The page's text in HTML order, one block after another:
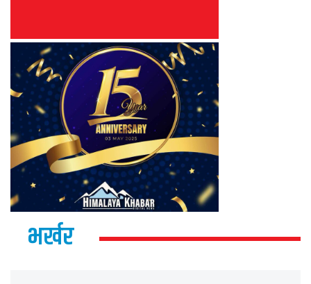
भर्खर